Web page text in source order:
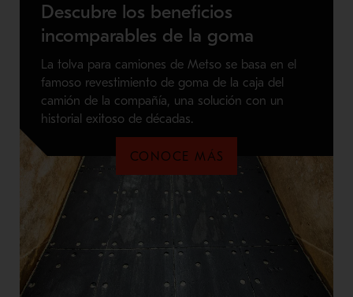
Descubre los beneficios
incomparables de la goma
La tolva para camiones de Metso se basa en el
famoso revestimiento de goma de la caja del
camión de la compañía, una solución con un
historial exitoso de décadas.
CONOCE MÁS